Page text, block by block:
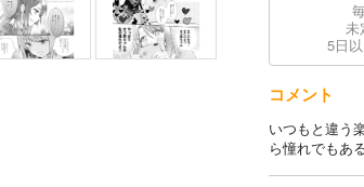
未
5日
コメント
いつもと違う
ら憧れでもあ